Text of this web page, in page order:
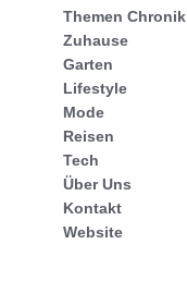
Themen Chronik
Zuhause
Garten
Lifestyle
Mode
Reisen
Tech
Über Uns
Kontakt
Website